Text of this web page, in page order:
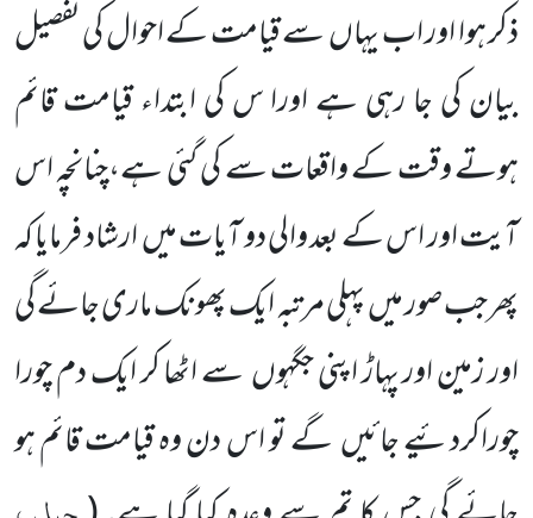
ذکر ہوا اور اب یہاںسے قیامت کے احوال کی تفصیل
بیان کی جا رہی ہے اورا س کی ابتداء قیامت قائم
ہوتے وقت کے واقعات سے کی گئی ہے،چنانچہ اس
آیت اور اس کے بعد والی دو آیات میںارشاد فرمایا کہ
پھرجب صور میںپہلی مرتبہ ایک پھونک ماری جائے گی
اور زمین اور پہاڑ اپنی جگہوںسے اٹھا کر ایک دم چورا
چوراکردئیے جائیںگے تو اس دن وہ قیامت قائم ہو